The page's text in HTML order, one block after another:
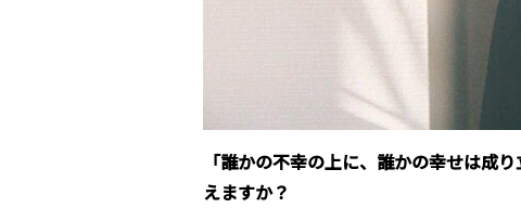
「誰かの不幸の上に、誰かの幸せは成
えますか？